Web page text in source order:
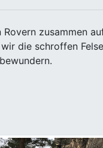
zusammen
die schroffen